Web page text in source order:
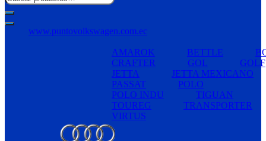
www.puntovolkswagen.com.ec
AMAROK BETTLE
CRAFTER
GOL
GOLF
JETTA
JETTA MEXICANO
PASSAT
POLO
POLO INDU
TIGUAN
TOUREG
TRANSPORTER
VIRTUS